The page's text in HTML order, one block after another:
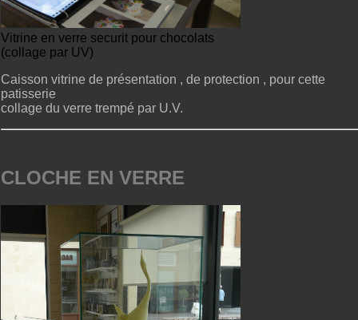
Vitrine en verre securit pour chocolats
(collage par UV)
Caisson vitrine de présentation , de protection , pour cette
patisserie
collage du verre trempé par U.V.
CLOCHE EN VERRE